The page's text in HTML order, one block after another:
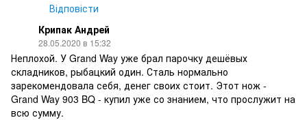
Відповісти
Крипак Андрей
28.05.2020 в 15:32
Неплохой. У Grand Way уже брал парочку дешёвых
складников, рыбацкий один. Сталь нормально
зарекомендовала себя, денег своих стоит. Этот нож -
Grand Way 903 BQ - купил уже со знанием, что прослужит на
всю сумму.